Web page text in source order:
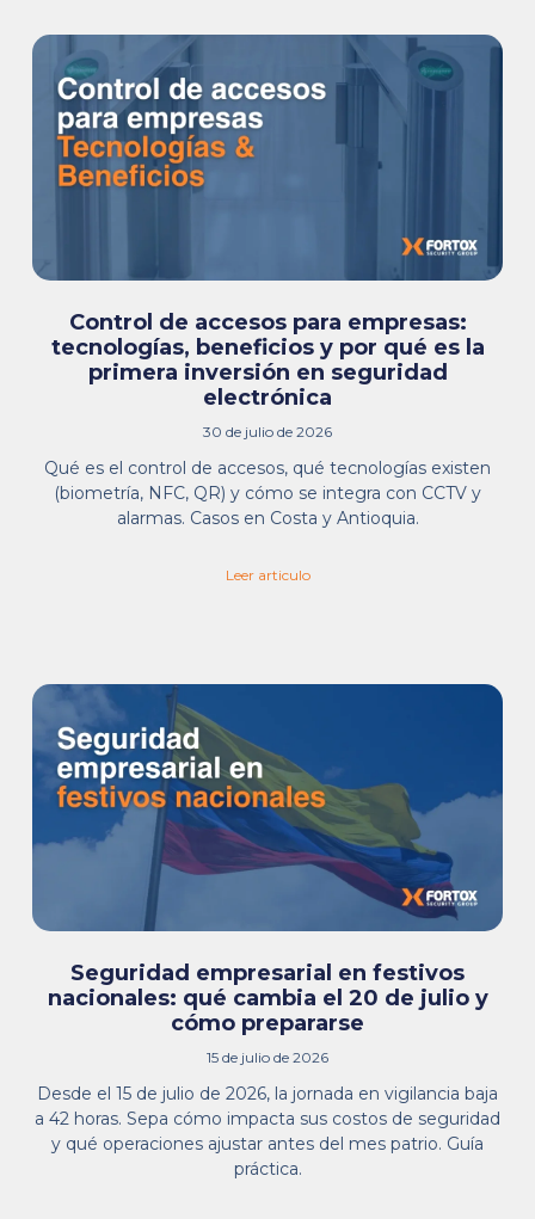
Control de accesos para empresas:
tecnologías, beneficios y por qué es la
primera inversión en seguridad
electrónica
30 de julio de 2026
Qué es el control de accesos, qué tecnologías existen
(biometría, NFC, QR) y cómo se integra con CCTV y
alarmas. Casos en Costa y Antioquia.
Leer articulo
Seguridad empresarial en festivos
nacionales: qué cambia el 20 de julio y
cómo prepararse
15 de julio de 2026
Desde el 15 de julio de 2026, la jornada en vigilancia baja
a 42 horas. Sepa cómo impacta sus costos de seguridad
y qué operaciones ajustar antes del mes patrio. Guía
práctica.